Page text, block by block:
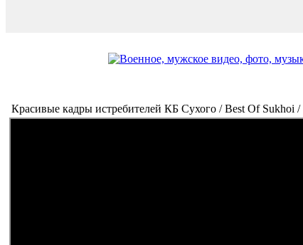
Красивые кадры истребителей КБ Сухого / Best Of Sukhoi /